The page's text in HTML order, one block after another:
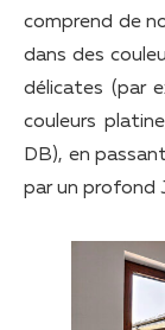
comprend de
dans des
délicates (par
couleurs
DB), en
par un profond